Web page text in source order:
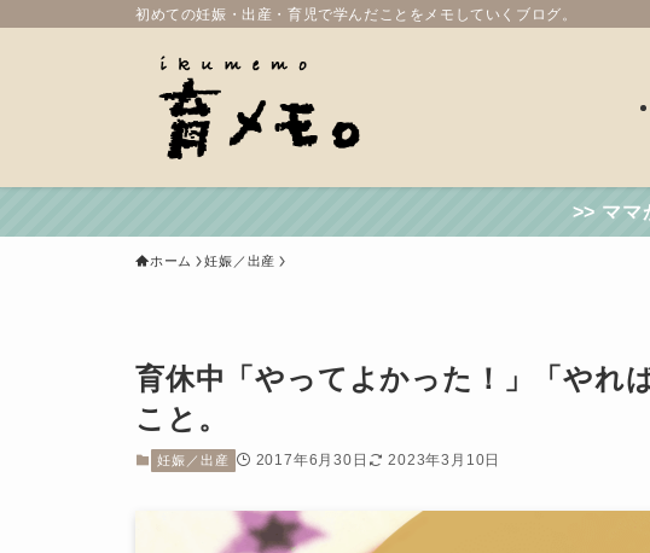
初めての妊娠・出産・育児で学んだことをメモしていくブログ。
>> ママ
ホーム 妊娠／出産
育休中「やってよかった！」「やれ
こと。
妊娠／出産 2017年6月30日 2023年3月10日